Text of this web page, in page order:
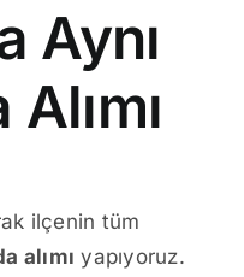
Aynı
ilçenin tüm
alımı yapıyoruz.